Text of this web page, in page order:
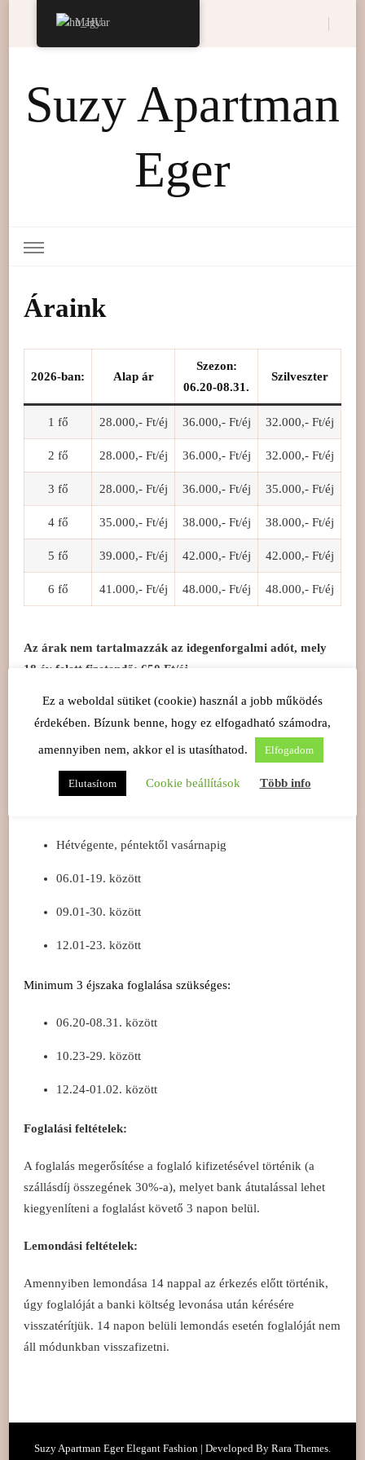
Suzy Apartman
Eger
Áraink
2026-ban: Alap ár
Szezon:
06.20-08.31.
Szilveszter
1 fő 28.000,- Ft/éj 36.000,- Ft/éj 32.000,- Ft/éj
2 fő 28.000,- Ft/éj 36.000,- Ft/éj 32.000,- Ft/éj
3 fő 28.000,- Ft/éj 36.000,- Ft/éj 35.000,- Ft/éj
4 fő 35.000,- Ft/éj 38.000,- Ft/éj 38.000,- Ft/éj
5 fő 39.000,- Ft/éj 42.000,- Ft/éj 42.000,- Ft/éj
6 fő 41.000,- Ft/éj 48.000,- Ft/éj 48.000,- Ft/éj
Az árak nem tartalmazzák az idegenforgalmi adót, mely
18 év felett fizetendő: 650 Ft/éj.
Foglalási szabályok:
1 éjszakás felár: +10%
Minimum 2 éjszaka foglalása szükséges az alábbi
Hétvégente, péntektől vasárnapig
06.01-19. között
09.01-30. között
12.01-23. között
Minimum 3 éjszaka foglalása szükséges:
06.20-08.31. között
10.23-29. között
12.24-01.02. között
Foglalási feltételek:
A foglalás megerősítése a foglaló kifizetésével történik (a
szállásdíj összegének 30%-a), melyet bank átutalással lehet
kiegyenlíteni a foglalást követő 3 napon belül.
Lemondási feltételek:
Amennyiben lemondása 14 nappal az érkezés előtt történik,
úgy foglalóját a banki költség levonása után kérésére
visszatérítjük. 14 napon belüli lemondás esetén foglalóját nem
áll módunkban visszafizetni.
Suzy Apartman Eger Elegant Fashion | Developed By Rara Themes.
Ez a weboldal sütiket (cookie) használ a jobb működés
érdekében. Bízunk benne, hogy ez elfogadható számodra,
amennyiben nem, akkor el is utasíthatod. Elfogadom
Elutasítom Cookie beállítások Több info
Magyar